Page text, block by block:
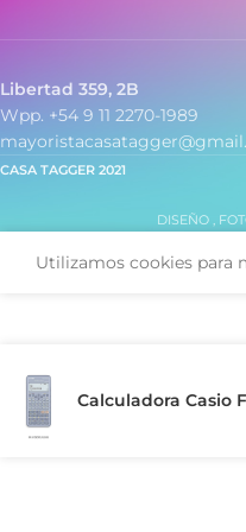
Libertad 359, 2B
Wpp. +54 9 11 2270-1989
CASA TAGGER 2021
DISEÑO ,
Utilizamos cookies para
Calculadora Casio